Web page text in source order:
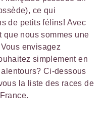
ce qui
de petits félins! Avec
que nous sommes une
envisagez
simplement en
Ci-dessous
la liste des races de